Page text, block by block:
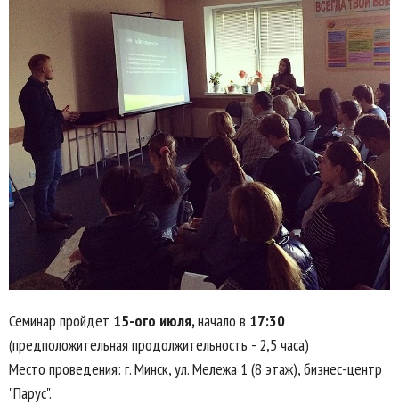
Семинар пройдет 15-ого июля,начало в 17:30
(предположительная продолжительность - 2,5 часа)
Место проведения: г. Минск, ул. Мележа 1 (8 этаж), бизнес-центр
"Парус".